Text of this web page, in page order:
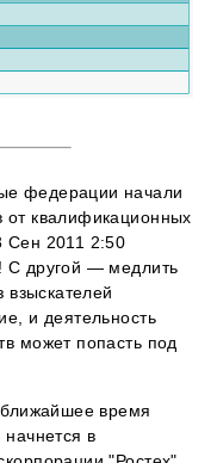
федерации начали
от квалификационных
Сен 2011 2:50
С другой — медлить
взыскателей
и деятельность
может попасть под
ближайшее время
в